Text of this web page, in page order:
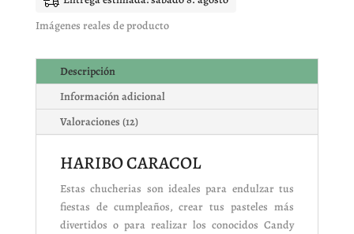
Imágenes reales de producto
Descripción
Información adicional
Valoraciones (12)
HARIBO CARACOL
Estas chucherias son ideales para endulzar tus
fiestas de cumpleaños, crear tus pasteles más
divertidos o para realizar los conocidos Candy